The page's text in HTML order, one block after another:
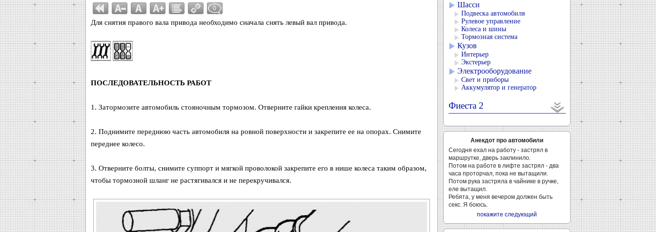
0
Для снятия правого вала привода необходимо сначала снять левый вал привода.
ПОСЛЕДОВАТЕЛЬНОСТЬ РАБОТ
1. Затормозите автомобиль стояночным тормозом. Отверните гайки крепления колеса.
2. Поднимите переднюю часть автомобиля на ровной поверхности и закрепите ее на опорах. Снимите
переднее колесо.
3. Отверните болты, снимите суппорт и мягкой проволокой закрепите его в нише колеса таким образом,
чтобы тормозной шланг не растягивался и не перекручивался.
Шасси
Подвеска автомобиля
Рулевое управление
Колеса и шины
Тормозная система
Кузов
Интерьер
Экстерьер
Электрооборудование
Свет и приборы
Аккумулятор и генератор
Фиеста 2
Анекдот про автомобили
Сегодня ехал на работу - застрял в
маршрутке, дверь заклинило.
Потом на работе в лифте застрял - два
часа проторчал, пока не вытащили.
Потом рука застряла в чайнике в ручке,
еле вытащил.
Ребята, у меня вечером должен быть
секс. Я боюсь.
покажите следующий